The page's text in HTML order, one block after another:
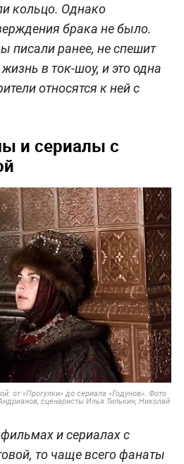
кольцо. Однако
брака не было.
писали ранее, не спешит
в ток-шоу, и это одна
относятся к ней с
и сериалы с
от «Прогулки» до сериала «Годунов». Фото
сценаристы Илья Тилькин, Николай
и сериалах с
то чаще всего фанаты